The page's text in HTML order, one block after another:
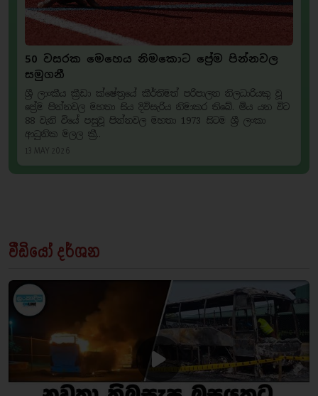
50 වසරක මෙහෙය නිමකොට ප්‍රේම පින්නවල
සමුගනී
ශ්‍රී ලාංකීය ක්‍රීඩා ක්ෂේත්‍රයේ කීර්තිමත් පරිපාලන නිලධාරියකු වූ
ප්‍රේම පින්නවල මහතා සිය දිවිසැරිය නිමාකර තිබේ. මිය යන විට
88 වැනි වියේ පසුවූ පින්නවල මහතා 1973 සිටම ශ්‍රී ලංකා
ආධුනික මලල ක්‍රී..
13 MAY 2026
වීඩියෝ දර්ශන